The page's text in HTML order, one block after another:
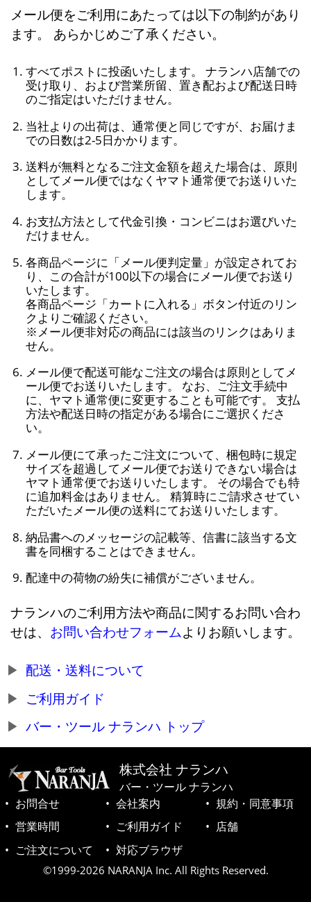
メール便をご利用にあたっては以下の制約があり
ます。 あらかじめご了承ください。
すべてポストに投函いたします。 ナランハ店舗での
受け取り、および営業所留、置き配および配送日時
のご指定はいただけません。
当社よりの出荷は、通常便と同じですが、お届けま
での日数は2-5日かかります。
送料が無料となるご注文金額を超えた場合は、原則
としてメール便ではなくヤマト通常便でお送りいた
します。
お支払方法として代金引換・コンビニはお選びいた
だけません。
各商品ページに「メール便判定量」が設定されてお
り、この合計が100以下の場合にメール便でお送り
いたします。
各商品ページ「カートに入れる」ボタン付近のリン
クよりご確認ください。
※メール便非対応の商品には該当のリンクはありま
せん。
メール便で配送可能なご注文の場合は原則としてメ
ール便でお送りいたします。 なお、ご注文手続中
に、ヤマト通常便に変更することも可能です。 支払
方法や配送日時の指定がある場合にご選択くださ
い。
メール便にて承ったご注文について、梱包時に規定
サイズを超過してメール便でお送りできない場合は
ヤマト通常便でお送りいたします。 その場合でも特
に追加料金はありません。 精算時にご請求させてい
ただいたメール便の送料にてお送りいたします。
納品書へのメッセージの記載等、信書に該当する文
書を同梱することはできません。
配達中の荷物の紛失に補償がございません。
ナランハのご利用方法や商品に関するお問い合わ
せは、 お問い合わせフォームよりお願いします。
配送・送料について
ご利用ガイド
バー・ツール ナランハ トップ
株式会社 ナランハ
バー・ツール ナランハ
お問合せ
会社案内
規約・同意事項
営業時間
ご利用ガイド
店舗
ご注文について
対応ブラウザ
©1999-2026 NARANJA Inc. All Rights Reserved.